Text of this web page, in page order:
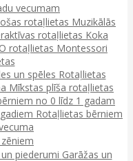
vecumam
rotaļlietas Muzikālās
rotaļlietas Koka
rotaļlietas Montessori
un spēles Rotaļlietas
Mīkstas plīša rotaļlietas
no 0 līdz 1 gadam
Rotaļlietas bērniem
piederumi Garāžas un